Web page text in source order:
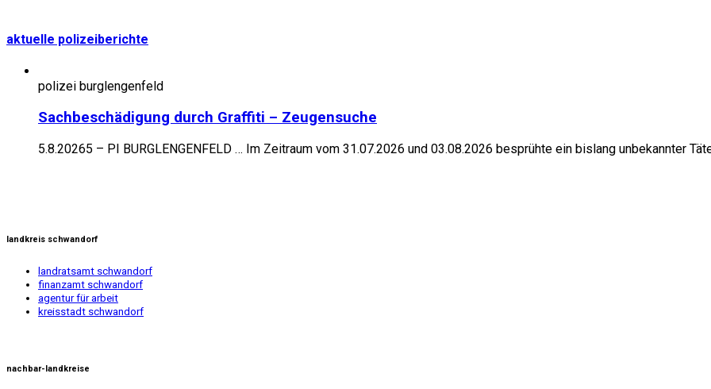
aktuelle polizeiberichte
polizei burglengenfeld
Sachbeschädigung durch Graffiti – Zeugensuche
5.8.20265 – PI BURGLENGENFELD … Im Zeitraum vom 31.07.2026 und 03.08.2026 besprühte ein bislang unbekannter
landkreis schwandorf
landratsamt schwandorf
finanzamt schwandorf
agentur für arbeit
kreisstadt schwandorf
nachbar-landkreise